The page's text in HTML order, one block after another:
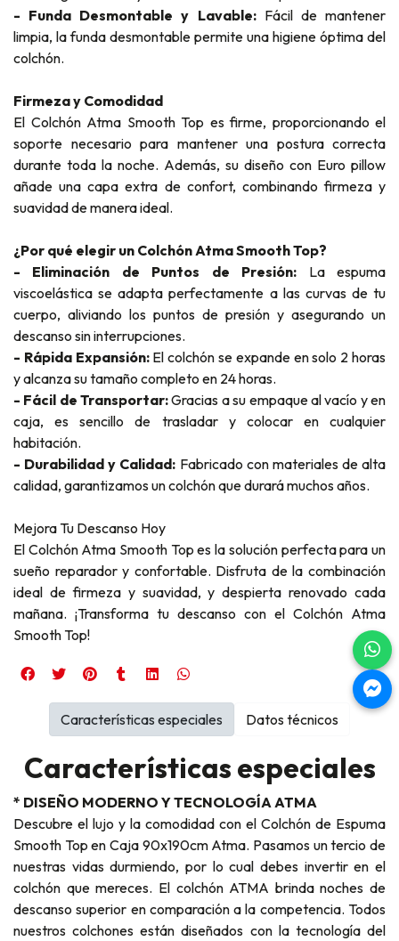
- Funda Desmontable y Lavable:Fácil de mantener
limpia, la funda desmontable permite una higiene óptima del
colchón.
Firmeza y Comodidad
El Colchón Atma Smooth Top es firme, proporcionando el
soporte necesario para mantener una postura correcta
durante toda la noche. Además, su diseño con Euro pillow
añade una capa extra de confort, combinando firmeza y
suavidad de manera ideal.
¿Por qué elegir un Colchón Atma Smooth Top?
- Eliminación de Puntos de Presión: La espuma
viscoelástica se adapta perfectamente a las curvas de tu
cuerpo, aliviando los puntos de presión y asegurando un
descanso sin interrupciones.
- Rápida Expansión: El colchón se expande en solo 2 horas
y alcanza su tamaño completo en 24 horas.
- Fácil de Transportar:Gracias a su empaque al vacío y en
caja, es sencillo de trasladar y colocar en cualquier
habitación.
- Durabilidad y Calidad: Fabricado con materiales de alta
calidad, garantizamos un colchón que durará muchos años.
Mejora Tu Descanso Hoy
El Colchón Atma Smooth Top es la solución perfecta para un
sueño reparador y confortable. Disfruta de la combinación
ideal de firmeza y suavidad, y despierta renovado cada
mañana. ¡Transforma tu descanso con el Colchón Atma
Smooth Top!
Características especiales
* DISEÑO MODERNO Y TECNOLOGÍA ATMA
Descubre el lujo y la comodidad con el Colchón de Espuma
Smooth Top en Caja 90x190cm Atma. Pasamos un tercio de
nuestras vidas durmiendo, por lo cual debes invertir en el
colchón que mereces. El colchón ATMA brinda noches de
descanso superior en comparación a la competencia. Todos
nuestros colchones están diseñados con la tecnología del
Características especiales Datos técnicos